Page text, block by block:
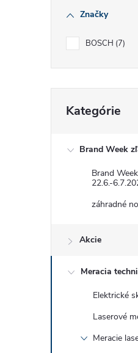
Značky
BOSCH 7
kategórie
Kategórie
Brand Week
Brand
22.6.-
záhradné
Akcie
Meracia
Elektrické
Laserové
Meracie